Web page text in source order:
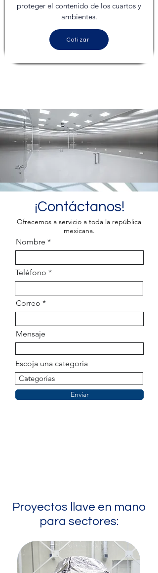
proteger el contenido de los cuartos y
ambientes.
Cotizar
¡Contáctanos!
Ofrecemos a servicio a toda la república
mexicana.
Nombre
Teléfono
Correo
Mensaje
Escoja una categoría
Enviar
Proyectos llave en mano
para sectores: